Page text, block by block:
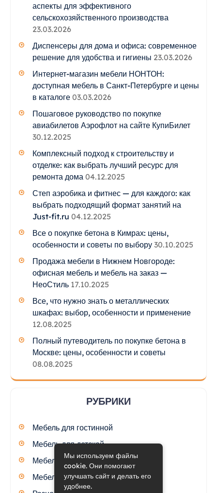
аспекты для эффективного
сельскохозяйственного производства
23.03.2026
Диспенсеры для дома и офиса: современное
решение для удобства и гигиены 23.03.2026
Интернет-магазин мебели НОНТОН:
доступная мебель в Санкт-Петербурге и цены
в каталоге 03.03.2026
Пошаговое руководство по покупке
авиабилетов Аэрофлот на сайте КупиБилет
30.12.2025
Комплексный подход к строительству и
отделке: как выбрать лучший ресурс для
ремонта дома 04.12.2025
Степ аэробика и фитнес — для каждого: как
выбрать подходящий формат занятий на
Just-fit.ru 04.12.2025
Все о покупке бетона в Кимрах: цены,
особенности и советы по выбору 30.10.2025
Продажа мебели в Нижнем Новгороде:
офисная мебель и мебель на заказ —
НеоСтиль 17.10.2025
Все, что нужно знать о металлических
шкафах: выбор, особенности и применение
12.08.2025
Полный путеводитель по покупке бетона в
Москве: цены, особенности и советы
08.08.2025
РУБРИКИ
Мебель для гостинной
Мебель для детской
Мебель для кухни
Мебель для спальни
Мы используем файлы
cookie. Они помогают
улучшать сайт и делать его
удобнее.